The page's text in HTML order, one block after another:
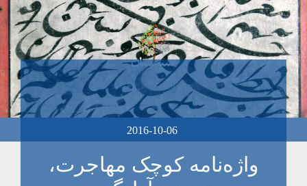
2016-10-06
واژه‌نامه کوچک مهاجرت،